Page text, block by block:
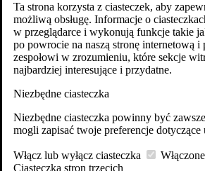
Ta strona korzysta z ciasteczek, aby
możliwą obsługę. Informacje o
w przeglądarce i wykonują funkcje takie
po powrocie na naszą stronę internetową i
zespołowi w zrozumieniu, które sekcje
najbardziej interesujące i przydatne.
Niezbędne ciasteczka
Niezbędne ciasteczka powinny być
mogli zapisać twoje preferencje dotyczące
Włącz lub wyłącz ciasteczka Włączone
Ciasteczka stron trzecich